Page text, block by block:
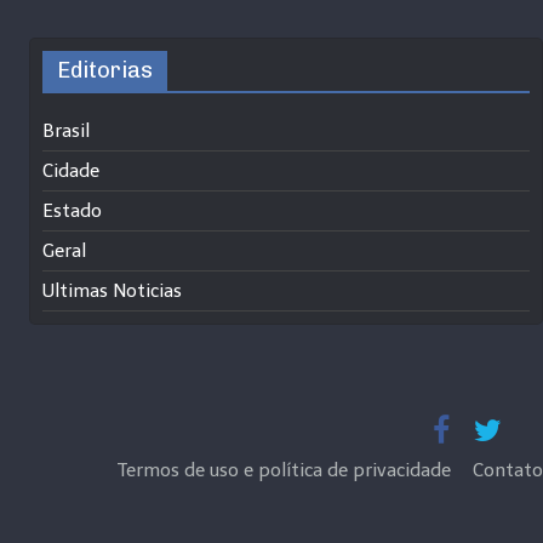
Editorias
Brasil
Cidade
Estado
Geral
Ultimas Noticias
Termos de uso e política de privacidade Contato